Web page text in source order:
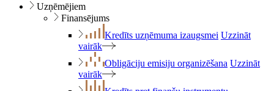
Uzņēmējiem
Finansējums
Kredīts uzņēmuma izaugsmei Uzzināt
vairāk
Obligāciju emisiju organizēšana Uzzināt
vairāk